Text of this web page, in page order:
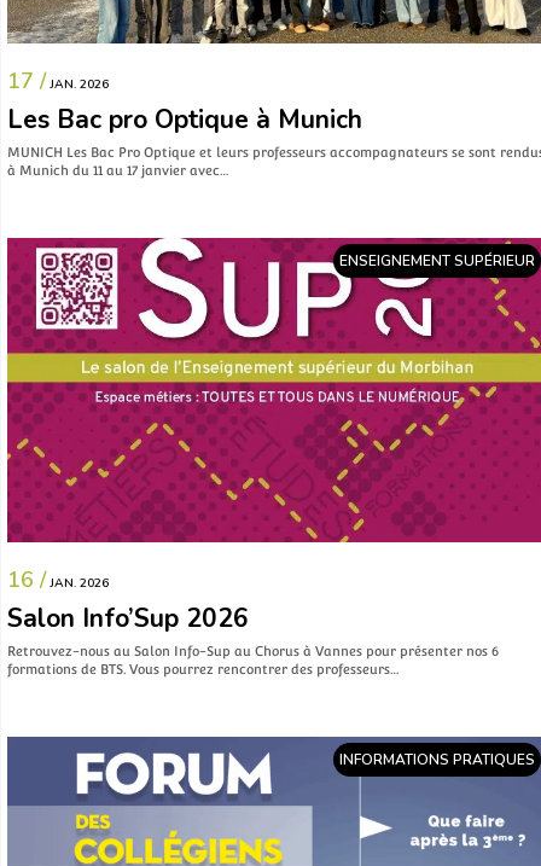
17 / JAN. 2026
Les Bac pro Optique à Munich
MUNICH Les Bac Pro Optique et leurs professeurs accompagnateurs se sont
à Munich du 11 au 17 janvier avec…
ENSEIGNEMENT SUPÉRIEUR
16 / JAN. 2026
Salon Info’Sup 2026
Retrouvez-nous au Salon Info-Sup au Chorus à Vannes pour présenter nos 6
formations de BTS. Vous pourrez rencontrer des professeurs…
INFORMATIONS PRATIQUES